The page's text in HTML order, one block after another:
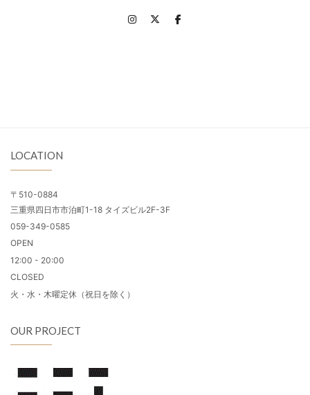
LOCATION
〒510-0884
三重県四日市市泊町1-18 タイズビル2F-3F
059-349-0585
OPEN
12:00 - 20:00
CLOSED
火・水・木曜定休（祝日を除く）
OUR PROJECT